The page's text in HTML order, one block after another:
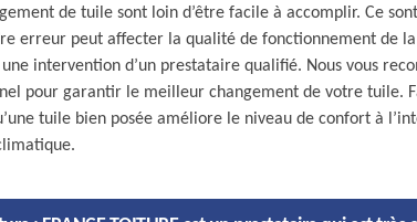
de tuile sont loin d’être facile à accomplir. Ce
erreur peut affecter la qualité de fonctionnement de
intervention d’un prestataire qualifié. Nous vous
pour garantir le meilleur changement de votre tuile.
tuile bien posée améliore le niveau de confort à